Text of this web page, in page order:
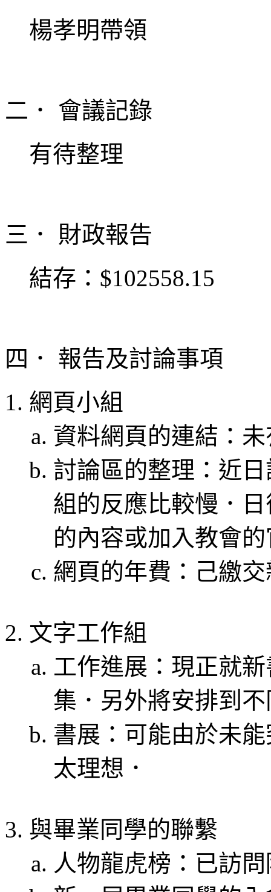
楊孝明帶領
二． 會議記錄
有待整理
三． 財政報告
結存：$102558.15
四． 報告及討論事項
網頁小組
資料網頁的連結：
討論區的整理：近
組的反應比較慢．
的內容或加入教會
網頁的年費：己繳
文字工作組
工作進展：現正就
集．另外將安排到
書展：可能由於未
太理想．
與畢業同學的聯繫
人物龍虎榜：已訪